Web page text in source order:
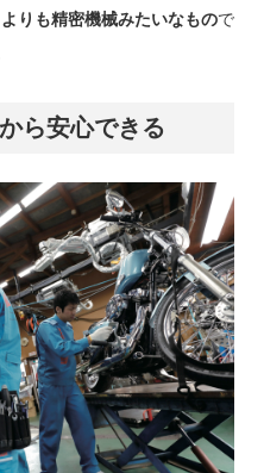
りも精密機械みたいなもので
ら安心できる